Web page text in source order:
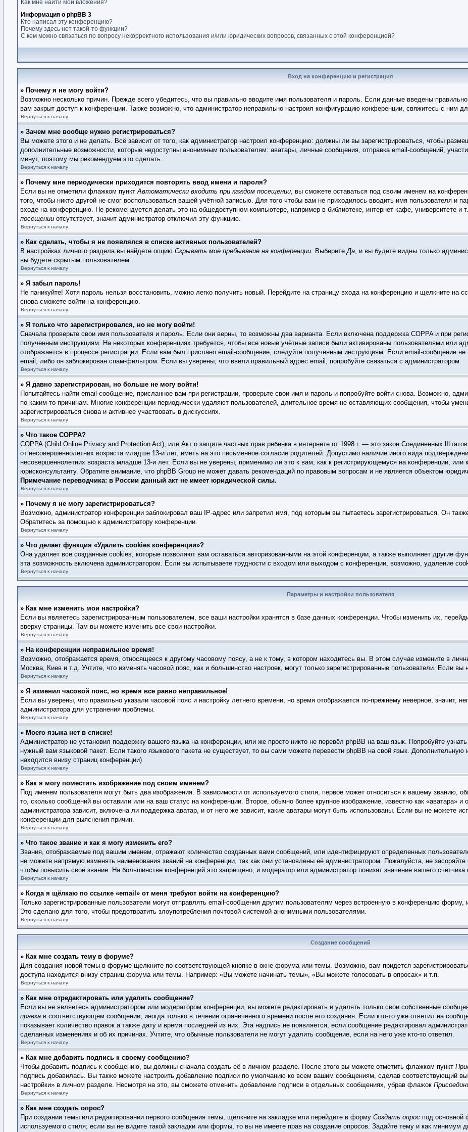
Как мне найти мои вложения?
Информация о phpBB 3
Кто написал эту конференцию?
Почему здесь нет такой-то функции?
С кем можно связаться по вопросу некорректного использования и/или юридических вопросов, связанных с этой конференцией?
Вход на конференцию и регистрация
» Почему я не могу войти?
Возможно несколько причин. Прежде всего убедитесь, что вы правильно вводите имя пользователя и пароль. Если данные введены
вам закрыт доступ к конференции. Также возможно, что администратор неправильно настроил конфигурацию конференции, свяжитесь с ним
Вернуться к началу
» Зачем мне вообще нужно регистрироваться?
Вы можете этого и не делать. Всё зависит от того, как администратор настроил конференцию: должны ли вы зарегистрироваться, чтобы
дополнительные возможности, которые недоступны анонимным пользователям: аватары, личные сообщения, отправка email-сообщений,
минут, поэтому мы рекомендуем это сделать.
Вернуться к началу
» Почему мне периодически приходится повторять ввод имени и пароля?
Если вы не отметили флажком пунктАвтоматически входить при каждом посещении, вы сможете оставаться под своим именем на
того, чтобы никто другой не смог воспользоваться вашей учётной записью. Для того чтобы вам не приходилось вводить имя пользователя и
входе на конференцию. Не рекомендуется делать это на общедоступном компьютере, например в библиотеке, интернет-кафе, университете и
посещении отсутствует, значит администратор отключил эту функцию.
Вернуться к началу
» Как сделать, чтобы я не появлялся в списке активных пользователей?
В настройках личного раздела вы найдете опцию Скрывать моё пребывание на конференции. ВыберитеДа, и вы будете видны только
вы будете скрытым пользователем.
Вернуться к началу
» Я забыл пароль!
Не паникуйте! Хотя пароль нельзя восстановить, можно легко получить новый. Перейдите на страницу входа на конференцию и щелкните на
снова сможете войти на конференцию.
Вернуться к началу
» Я только что зарегистрировался, но не могу войти!
Сначала проверьте свои имя пользователя и пароль. Если они верны, то возможны два варианта. Если включена поддержка COPPA и при
полученным инструкциям. На некоторых конференциях требуется, чтобы все новые учётные записи были активированы пользователями или
отображается в процессе регистрации. Если вам был прислано email-сообщение, следуйте полученным инструкциям. Если email-сообщение
email, либо он заблокирован спам-фильтром. Если вы уверены, что ввели правильный адрес email, попробуйте связаться с администратором.
Вернуться к началу
» Я давно зарегистрирован, но больше не могу войти!
Попытайтесь найти email-сообщение, присланное вам при регистрации, проверьте свои имя и пароль и попробуйте войти снова. Возможно,
по каким-то причинам. Многие конференции периодически удаляют пользователей, длительное время не оставляющих сообщения, чтобы
зарегистрироваться снова и активнее участвовать в дискуссиях.
Вернуться к началу
» Что такое COPPA?
COPPA (Child Online Privacy and Protection Act), или Акт о защите частных прав ребенка в интернете от 1998 г. — это закон Соединенных
от несовершеннолетних возраста младше 13-и лет, иметь на это письменное согласие родителей. Допустимо наличие иного вида
несовершеннолетних возраста младше 13-и лет. Если вы не уверены, применимо ли это к вам, как к регистрирующемуся на конференции,
юрисконсультанту. Обратите внимание, что phpBB Group не может давать рекомендаций по правовым вопросам и не является объектом
Примечание переводчика: в России данный акт не имеет юридической силы.
Вернуться к началу
» Почему я не могу зарегистрироваться?
Возможно, администратор конференции заблокировал ваш IP-адрес или запретил имя, под которым вы пытаетесь зарегистрироваться. Он
Обратитесь за помощью к администратору конференции.
Вернуться к началу
» Что делает функция «Удалить cookies конференции»?
Она удаляет все созданные cookies, которые позволяют вам оставаться авторизованными на этой конференции, а также выполняет другие
эта возможность включена администратором. Если вы испытываете трудности с входом или выходом с конференции, возможно, удаление
Вернуться к началу
Параметры и настройки пользователя
» Как мне изменить мои настройки?
Если вы являетесь зарегистрированным пользователем, все ваши настройки хранятся в базе данных конференции. Чтобы изменить их,
вверху страницы. Там вы можете изменить все свои настройки.
Вернуться к началу
» На конференции неправильное время!
Возможно, отображается время, относящееся к другому часовому поясу, а не к тому, в котором находитесь вы. В этом случае измените в
Москва, Киев и т.д. Учтите, что изменять часовой пояс, как и большинство настроек, могут только зарегистрированные пользователи. Если
Вернуться к началу
» Я изменил часовой пояс, но время все равно неправильное!
Если вы уверены, что правильно указали часовой пояс и настройку летнего времени, но время отображается по-прежнему неверное, значит,
администратора для устранения проблемы.
Вернуться к началу
» Моего языка нет в списке!
Администратор не установил поддержку вашего языка на конференции, или же просто никто не перевёл phpBB на ваш язык. Попробуйте
нужный вам языковой пакет. Если такого языкового пакета не существует, то вы сами можете перевести phpBB на свой язык.
находится внизу страниц конференции)
Вернуться к началу
» Как я могу поместить изображение под своим именем?
Под именем пользователя могут быть два изображения. В зависимости от используемого стиля, первое может относиться к вашему званию,
то, сколько сообщений вы оставили или на ваш статус на конференции. Второе, обычно более крупное изображение, известно как «аватара»
администратора зависит, включена ли поддержка аватар, и от него же зависит, какие аватары могут быть использованы. Если вы не можете
конференции для выяснения причин.
Вернуться к началу
» Что такое звание и как я могу изменить его?
Звания, отображаемые под вашим именем, отражают количество созданных вами сообщений, или идентифицируют определенных
не можете напрямую изменять наименования званий на конференции, так как они установлены её администратором. Пожалуйста, не
чтобы повысить своё звание. На большинстве конференций это запрещено, и модератор или администратор понизят значение вашего счётчика
Вернуться к началу
» Когда я щёлкаю по ссылке «email» от меня требуют войти на конференцию?
Только зарегистрированные пользователи могут отправлять email-сообщения другим пользователям через встроенную в конференцию
Это сделано для того, чтобы предотвратить злоупотребления почтовой системой анонимными пользователями.
Вернуться к началу
Создание сообщений
» Как мне создать тему в форуме?
Для создания новой темы в форуме щелкните по соответствующей кнопке в окне форума или темы. Возможно, вам придется
доступа находится внизу страниц форума или темы. Например: «Вы можете начинать темы», «Вы можете голосовать в опросах» и т.п.
Вернуться к началу
» Как мне отредактировать или удалить сообщение?
Если вы не являетесь администратором или модератором конференции, вы можете редактировать и удалять только свои собственные
правка в соответствующем сообщении, иногда только в течение ограниченного времени после его создания. Если кто-то уже ответил на
показывает количество правок а также дату и время последней из них. Эта надпись не появляется, если сообщение редактировал
сделанных изменениях и об их причинах. Учтите, что обычные пользователи не могут удалить сообщение, если на него уже кто-то ответил.
Вернуться к началу
» Как мне добавить подпись к своему сообщению?
Чтобы добавить подпись к сообщению, вы должны сначала создать её в личном разделе. После этого вы можете отметить флажком пункт
подпись добавилась. Вы также можете настроить добавление подписи по умолчанию ко всем вашим сообщениям, сделав соответствующий
настройки» в личном разделе. Несмотря на это, вы сможете отменить добавление подписи в отдельных сообщениях, убрав флажок
Вернуться к началу
» Как мне создать опрос?
При создании темы или редактировании первого сообщения темы, щёлкните на закладке или перейдите в форму Создать опрос под основной
используемого стиля; если вы не видите такой закладки или формы, то вы не имеете прав на создание опросов. Задайте тему и как минимум